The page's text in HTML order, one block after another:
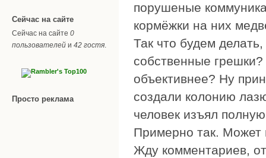
Сейчас на сайте
Сейчас на сайте 0
пользователей и 42 гостя
Просто реклама
порушеные
кормёжки на них
Так что будем
собственные
объективнее? Ну
создали колонию
человек изъял
Примерно так. Может
Жду комментариев,